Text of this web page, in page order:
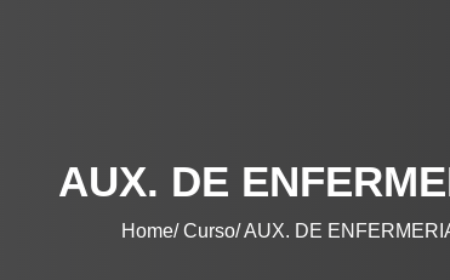
AUX. DE
Home Curso AUX. DE